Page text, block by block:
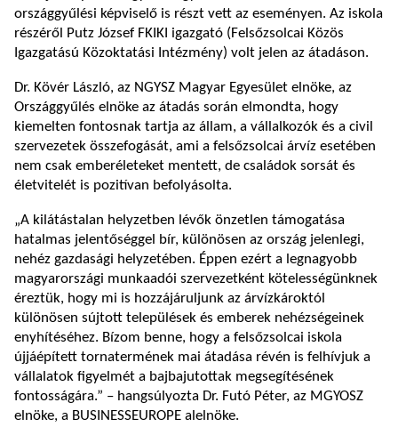
országgyűlési képviselő is részt vett az eseményen. Az iskola
részéről Putz József FKIKI igazgató (Felsőzsolcai Közös
Igazgatású Közoktatási Intézmény) volt jelen az átadáson.
Dr. Kövér László, az NGYSZ Magyar Egyesület elnöke, az
Országgyűlés elnöke az átadás során elmondta, hogy
kiemelten fontosnak tartja az állam, a vállalkozók és a civil
szervezetek összefogását, ami a felsőzsolcai árvíz esetében
nem csak emberéleteket mentett, de családok sorsát és
életvitelét is pozitívan befolyásolta.
„A kilátástalan helyzetben lévők önzetlen támogatása
hatalmas jelentőséggel bír, különösen az ország jelenlegi,
nehéz gazdasági helyzetében. Éppen ezért a legnagyobb
magyarországi munkaadói szervezetként kötelességünknek
éreztük, hogy mi is hozzájáruljunk az árvízkároktól
különösen sújtott települések és emberek nehézségeinek
enyhítéséhez. Bízom benne, hogy a felsőzsolcai iskola
újjáépített tornatermének mai átadása révén is felhívjuk a
vállalatok figyelmét a bajbajutottak megsegítésének
fontosságára.” – hangsúlyozta Dr. Futó Péter, az MGYOSZ
elnöke, a BUSINESSEUROPE alelnöke.